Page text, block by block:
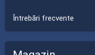
Întrebări frecvente